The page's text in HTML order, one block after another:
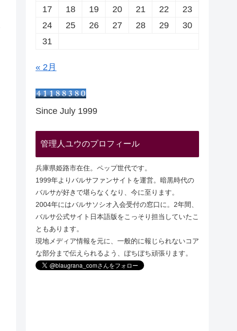
17
18 19 20 21 22
23
24
25 26 27 28 29
30
31
« 2月
Since July 1999
管理人ユウのプロフィール
兵庫県姫路市在住。ペップ世代です。
1999年よりバルサファンサイトを運営。暗黒時代の
バルサが好きで堪らなくなり、今に至ります。
2004年にはバルサソシオ入会受付の窓口に。2年間、
バルサ公式サイト日本語版をこっそり担当していたこ
ともあります。
現地メディア情報を元に、一般的に報じられないコア
な部分まで伝えられるよう、ぼちぼち頑張ります。